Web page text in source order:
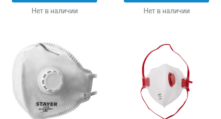
Нет в наличии Нет в наличии